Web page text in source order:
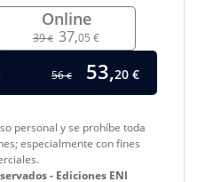
Online
39€ 37,05 €
56€ 53,20 €
personal y se prohíbe toda
especialmente con fines
- Ediciones ENI